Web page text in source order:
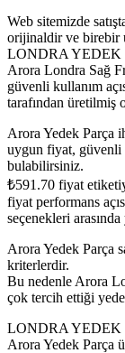
Web sitemizde
orijinaldir ve birebir
LONDRA YEDEK
Arora Londra Sağ
güvenli kullanım
tarafından üretilmiş
Arora Yedek Parça
uygun fiyat, güvenli
bulabilirsiniz.
₺591.70 fiyat
fiyat performans
seçenekleri
Arora Yedek Parça
kriterlerdir.
Bu nedenle Arora
çok tercih ettiği
LONDRA YEDEK
Arora Yedek Parça